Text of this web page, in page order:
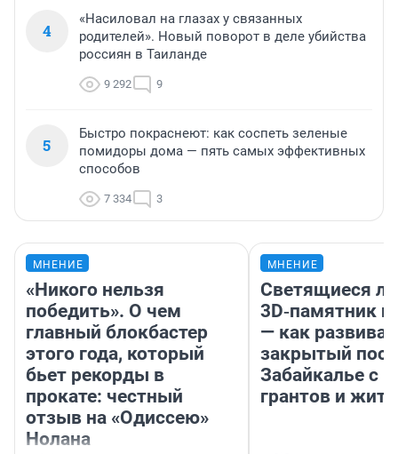
4
«Насиловал на глазах у связанных
родителей». Новый поворот в деле убийства
россиян в Таиланде
9 292 9
5
Быстро покраснеют: как соспеть зеленые
помидоры дома — пять самых эффективных
способов
7 334 3
МНЕНИЕ
«Никого нельзя
победить». О чем
главный блокбастер
этого года, который
бьет рекорды в
прокате: честный
отзыв на «Одиссею»
Нолана
МНЕНИЕ
Светящиеся
3D‑памятник и
— как
закрытый
Забайкалье с
грантов и